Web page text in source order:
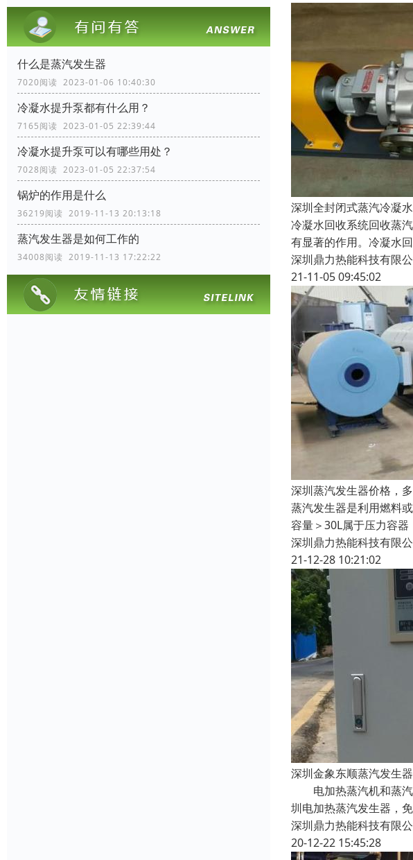
什么是蒸汽发生器
7020阅读 2023-01-06 10:40:30
冷凝水提升泵都有什么用？
7165阅读 2023-01-05 22:39:44
冷凝水提升泵可以有哪些用处？
7028阅读 2023-01-05 22:37:54
锅炉的作用是什么
36219阅读 2019-11-13 20:13:18
蒸汽发生器是如何工作的
34008阅读 2019-11-13 17:22:22
深圳全封闭式蒸汽冷凝
冷凝水回收系统回收蒸
有显著的作用。冷凝水
深圳鼎力热能科技有限
21-11-05 09:45:02
深圳蒸汽发生器价格，
蒸汽发生器是利用燃料
容量＞30L属于压力容
深圳鼎力热能科技有限
21-12-28 10:21:02
深圳金象东顺蒸汽发生
电加热蒸汽机和蒸汽
圳电加热蒸汽发生器
深圳鼎力热能科技有限
20-12-22 15:45:28